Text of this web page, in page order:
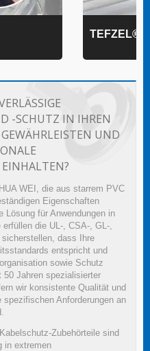
TEFZEL®
-SCHUTZ IN IHREN
UND
WEI, die aus starrem PVC
Eigenschaften
Lösung für Anwendungen in
die UL-, CSA-, GL-,
dass Ihre
entspricht und
sowie Schutz
50 Jahren spezialisierter
wir konsistente Qualität und
Anforderungen an
Zubehörteile sind
in extremen